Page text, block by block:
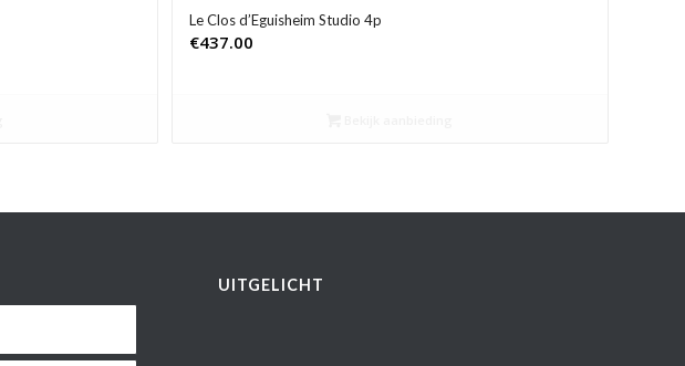
Le Clos d’Eguisheim Studio 4p
€437.00
UITGELICHT